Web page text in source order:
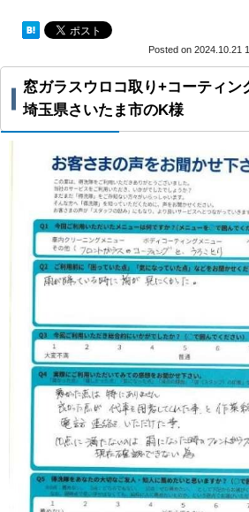
Posted on 2024.10.21
窓ガラスウロコ取り+コーティン
埼玉県さいたま市のK様